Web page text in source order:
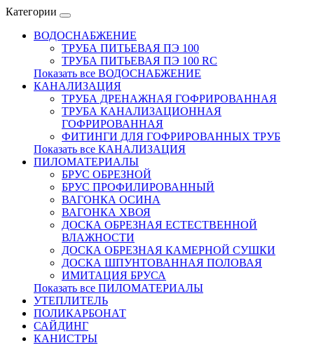
Категории
ВОДОСНАБЖЕНИЕ
ТРУБА ПИТЬЕВАЯ ПЭ 100
ТРУБА ПИТЬЕВАЯ ПЭ 100 RC
Показать все ВОДОСНАБЖЕНИЕ
КАНАЛИЗАЦИЯ
ТРУБА ДРЕНАЖНАЯ ГОФРИРОВАННАЯ
ТРУБА КАНАЛИЗАЦИОННАЯ
ГОФРИРОВАННАЯ
ФИТИНГИ ДЛЯ ГОФРИРОВАННЫХ ТРУБ
Показать все КАНАЛИЗАЦИЯ
ПИЛОМАТЕРИАЛЫ
БРУС ОБРЕЗНОЙ
БРУС ПРОФИЛИРОВАННЫЙ
ВАГОНКА ОСИНА
ВАГОНКА ХВОЯ
ДОСКА ОБРЕЗНАЯ ЕСТЕСТВЕННОЙ
ВЛАЖНОСТИ
ДОСКА ОБРЕЗНАЯ КАМЕРНОЙ СУШКИ
ДОСКА ШПУНТОВАННАЯ ПОЛОВАЯ
ИМИТАЦИЯ БРУСА
Показать все ПИЛОМАТЕРИАЛЫ
УТЕПЛИТЕЛЬ
ПОЛИКАРБОНАТ
САЙДИНГ
КАНИСТРЫ